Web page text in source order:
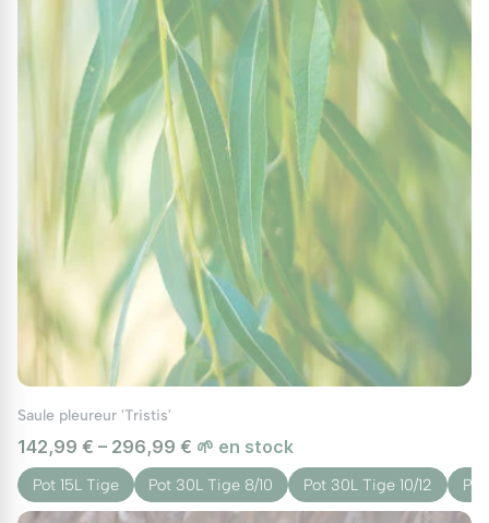
Saule pleureur 'Tristis'
142,99 € – 296,99 € 🌱 en stock
Pot 15L Tige Pot 30L Tige 8/10 Pot 30L Tige 10/12